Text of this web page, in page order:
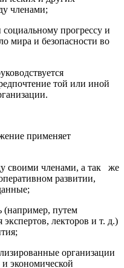
членами;
социальному прогрессу и
мира и безопасности во
той или иной
применяет
своими членами, а так же
развитии,
(например, путем
лекторов и т. д.)
организации
экономической